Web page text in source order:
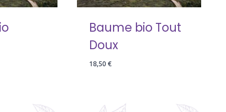
Baume bio Tout
Doux
18,50 €